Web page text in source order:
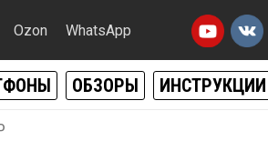
Ozon WhatsApp
ОБЗОРЫ ИНСТРУКЦИИ